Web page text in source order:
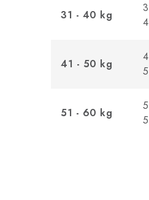
31 - 40 kg
41 - 50 kg
51 - 60 kg